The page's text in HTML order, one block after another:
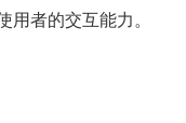
用者的交互能力。